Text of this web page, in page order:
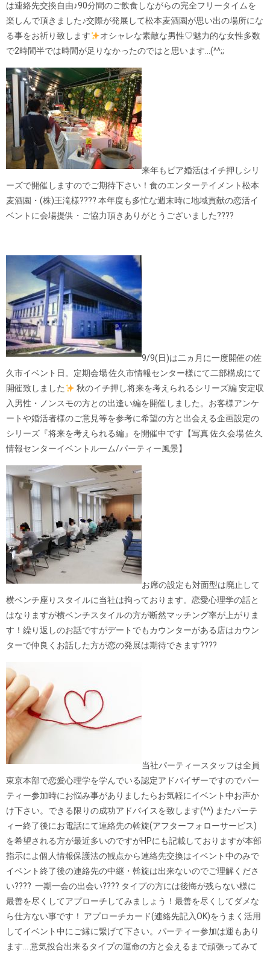
は連絡先交換自由♪90分間のご飲食しながらの完全フリータイムを
楽しんで頂きました♪交際が発展して松本麦酒園が思い出の場所にな
る事をお祈り致します
オシャレな素敵な男性♡魅力的な女性多数
で2時間半では時間が足りなかったのではと思います…(^^;;
来年もビア婚活はイチ押しシリ
ーズで開催しますのでご期待下さい！食のエンターテイメント松本
麦酒園・(株)王滝様???? 本年度も多忙な週末時に地域貢献の恋活イ
ベントに会場提供・ご協力頂きありがとうございました????
9/9(日)は二ヵ月に一度開催の佐
久市イベント日。定期会場 佐久市情報センター様にて二部構成にて
開催致しました
秋のイチ押し将来を考えられるシリーズ編 安定収
入男性・ノンスモの方との出逢い編を開催しました。お客様アンケ
ートや婚活者様のご意見等を参考に希望の方と出会える企画設定の
シリーズ『将来を考えられる編』を開催中です【写真 佐久会場 佐久
情報センターイベントルーム/パーティー風景】
お席の設定も対面型は廃止して
横ベンチ座りスタイルに当社は拘っております。恋愛心理学の話と
はなりますが横ベンチスタイルの方が断然マッチング率が上がりま
す！繰り返しのお話ですがデートでもカウンターがある店はカウン
ターで仲良くお話した方が恋の発展は期待できます????
当社パーティースタッフは全員
東京本部で恋愛心理学を学んでいる認定アドバイザーですのでパー
ティー参加時にお悩み事がありましたらお気軽にイベント中お声か
け下さい。できる限りの成功アドバイスを致します(^^) またパーテ
ィー終了後にお電話にて連絡先の斡旋(アフターフォローサービス)
を希望される方が最近多いのですがHPにも記載しておりますが本部
指示によ個人情報保護法の観点から連絡先交換はイベント中のみで
イベント終了後の連絡先の中継・斡旋は出来ないのでご理解くださ
い???? 一期一会の出会い???? タイプの方には後悔が残らない様に
最善を尽くしてアプローチしてみましょう！最善を尽くしてダメな
ら仕方ない事です！ アプローチカード(連絡先記入OK)をうまく活用
してイベント中にご縁に繋げて下さい。 パーティー参加は運もあり
ます… 意気投合出来るタイプの運命の方と会えるまで頑張ってみて